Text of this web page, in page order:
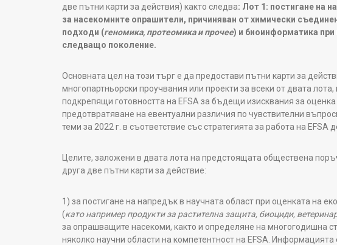
две пътни карти за действия) както следва: Лот 1: постигане на
за насекомните опрашители, причиняван от химически
подходи (геномика, протеомика и прочее) и биоинформатика
следващо поколение.
Основната цел на този търг е да предостави пътни карти за
многопартньорски проучвания или проекти за всеки от двата
подкрепящи готовността на EFSA за бъдещи изисквания за
предотвратяване на евентуални различия по чувствителни
теми за 2022 г. в съответствие със стратегията за работа на EFSA
Целите, заложени в двата лота на предстоящата обществена
друга две пътни карти за действие:
1) за постигане на напредък в научната област при оценката на
(като например продукти за растителна защита, биоциди,
за опрашващите насекоми, както и определяне на многогодишна
няколко научни области на компетентност на EFSA.